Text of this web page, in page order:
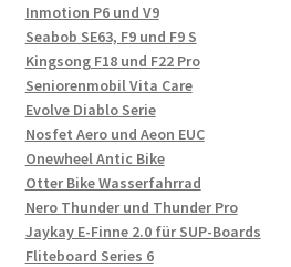
Inmotion P6 und V9
Seabob SE63, F9 und F9 S
Kingsong F18 und F22 Pro
Seniorenmobil Vita Care
Evolve Diablo Serie
Nosfet Aero und Aeon EUC
Onewheel Antic Bike
Otter Bike Wasserfahrrad
Nero Thunder und Thunder Pro
Jaykay E-Finne 2.0 für SUP-Boards
Fliteboard Series 6